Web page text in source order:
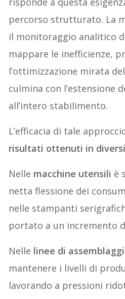
percorso strutturato. La
il monitoraggio analitico
mappare le inefficienze,
l’ottimizzazione mirata
culmina con l’estensione
all’intero stabilimento.
L’efficacia di tale
risultati ottenuti in
Nelle macchine utensili è
netta flessione dei
nelle stampanti
portato a un incremento
Nelle linee di
mantenere i livelli di
lavorando a pressioni